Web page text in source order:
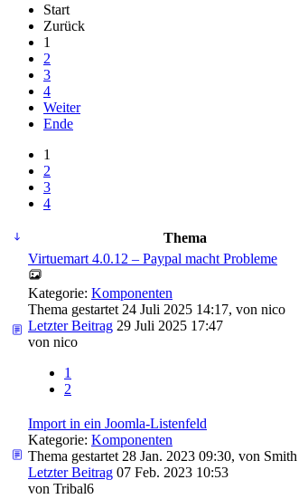
Start
Zurück
1
2
3
4
Weiter
Ende
1
2
3
4
Thema
Virtuemart 4.0.12 – Paypal macht Probleme
Kategorie: Komponenten
Thema gestartet 24 Juli 2025 14:17, von nico
Letzter Beitrag 29 Juli 2025 17:47
von nico
1
2
Import in ein Joomla-Listenfeld
Kategorie: Komponenten
Thema gestartet 28 Jan. 2023 09:30, von Smith
Letzter Beitrag 07 Feb. 2023 10:53
von Tribal6